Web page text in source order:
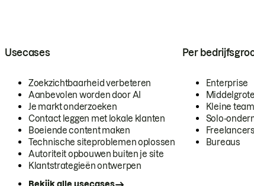
Usecases
Zoekzichtbaarheid verbeteren
Aanbevolen worden door AI
Je markt onderzoeken
Contact leggen met lokale klanten
Boeiende content maken
Technische siteproblemen oplossen
Autoriteit opbouwen buiten je site
Klantstrategieën ontwerpen
Per
Enterprise
Kleine
Solo-
Freelancers
Bureaus